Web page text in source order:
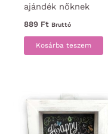
ajándék nőknek
889 Ft Bruttó
Kosárba teszem